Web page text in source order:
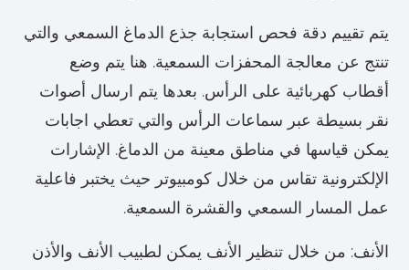
يتم تقييم دقة فحص استجابة جذع الدماغ السمعي والتي
تنتج عن معالجة المحفزات السمعية. هنا يتم وضع
أقطاب كهربائية على الرأس. بعدها يتم ارسال أصوات
نقر بسيطة عبر سماعات الرأس والتي تعطي اجابات
يمكن قياسها في مناطق معينة من الدماغ. الإشارات
الإلكترونية تقاس من خلال كومبيوتر حيث يختبر فاعلية
عمل المسار السمعي والقشرة السمعية.
الأنف: من خلال تنظير الأنف يمكن لطبيب الأنف والأذن